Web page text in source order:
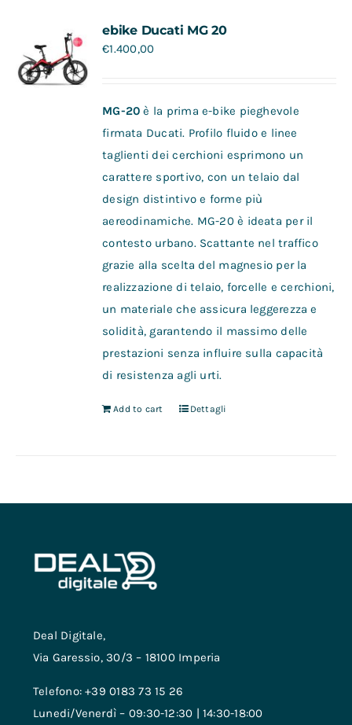
ebike Ducati MG 20
€1.400,00
MG-20 è la prima e-bike pieghevole
firmata Ducati. Profilo fluido e linee
taglienti dei cerchioni esprimono un
carattere sportivo, con un telaio dal
design distintivo e forme più
aereodinamiche. MG-20 è ideata per il
contesto urbano. Scattante nel traffico
grazie alla scelta del magnesio per la
realizzazione di telaio, forcelle e cerchioni,
un materiale che assicura leggerezza e
solidità, garantendo il massimo delle
prestazioni senza influire sulla capacità
di resistenza agli urti.
Add to cart Dettagli
Deal Digitale,
Via Garessio, 30/3 – 18100 Imperia
Telefono: +39 0183 73 15 26
Lunedi/Venerdì – 09:30-12:30 | 14:30-18:00